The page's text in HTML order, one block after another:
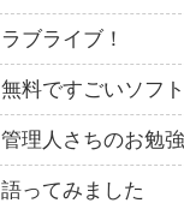
ラブライブ！
無料ですごいソフ
管理人さちのお勉
語ってみました